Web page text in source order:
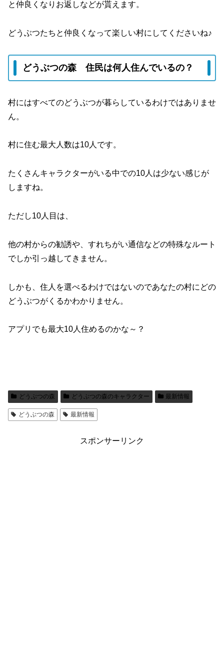
と仲良くなりお返しなどが貰えます。
どうぶつたちと仲良くなって楽しい村にしてくださいね♪
どうぶつの森 住民は何人住んでいるの？
村にはすべてのどうぶつが暮らしているわけではありませ
ん。
村に住む最大人数は10人です。
たくさんキャラクターがいる中での10人は少ない感じが
しますね。
ただし10人目は、
他の村からの勧誘や、すれちがい通信などの特殊なルート
でしか引っ越してきません。
しかも、住人を選べるわけではないのであなたの村にどの
どうぶつがくるかわかりません。
アプリでも最大10人住めるのかな～？
どうぶつの森 どうぶつの森のキャラクター 最新情報
どうぶつの森 最新情報
スポンサーリンク